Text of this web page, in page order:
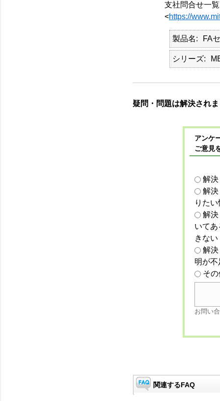
支社問合せ一
<https://
製品名 FA
シリーズ
疑問・問題は解決され
アンケ
ご意見
解
解
りた
解
いて
きない
解
明が
そ
お問い
関連するFAQ